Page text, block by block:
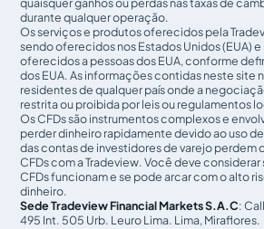
quaisquer ganhos ou perdas nas taxas de
durante qualquer operação.
Os serviços e produtos oferecidos pela
sendo oferecidos nos Estados Unidos (EUA)
oferecidos a pessoas dos EUA, conforme
dos EUA. As informações contidas neste site
residentes de qualquer país onde a
restrita ou proibida por leis ou regulamentos
Os CFDs são instrumentos complexos e
perder dinheiro rapidamente devido ao uso
das contas de investidores de varejo perdem
CFDs com a Tradeview. Você deve
CFDs funcionam e se pode arcar com o alto
dinheiro.
Sede Tradeview Financial Markets S.A.C:
495 Int. 505 Urb. Leuro Lima. Lima, Miraflores.